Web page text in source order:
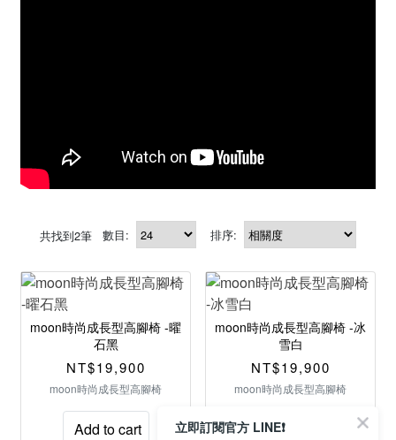
共找到2筆 數目: 排序:
moon時尚成長型高腳椅 -曜
石黑
NT$19,900
moon時尚成長型高腳椅
Add to cart
moon時尚成長型高腳椅 -冰
雪白
NT$19,900
moon時尚成長型高腳椅
已售完
立即訂閱官方 LINE❗